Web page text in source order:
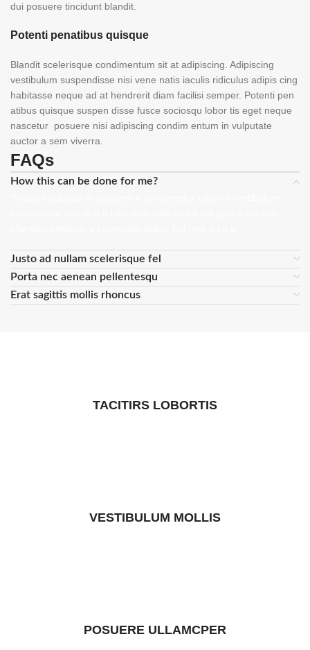
dui posuere tincidunt blandit.
Potenti penatibus quisque
Blandit scelerisque condimentum sit at adipiscing. Adipiscing
vestibulum suspendisse nisi vene natis iaculis ridiculus adipis cing
habitasse neque ad at hendrerit diam facilisi semper. Potenti pen
atibus quisque suspen disse fusce sociosqu lobor tis eget neque
nascetur posuere nisi adipiscing condim entum in vulputate
auctor a sem viverra.
FAQs
How this can be done for me?
Justo ad nullam scelerisque fel
Porta nec aenean pellentesqu
Erat sagittis mollis rhoncus
TACITIRS LOBORTIS
VESTIBULUM MOLLIS
POSUERE ULLAMCPER